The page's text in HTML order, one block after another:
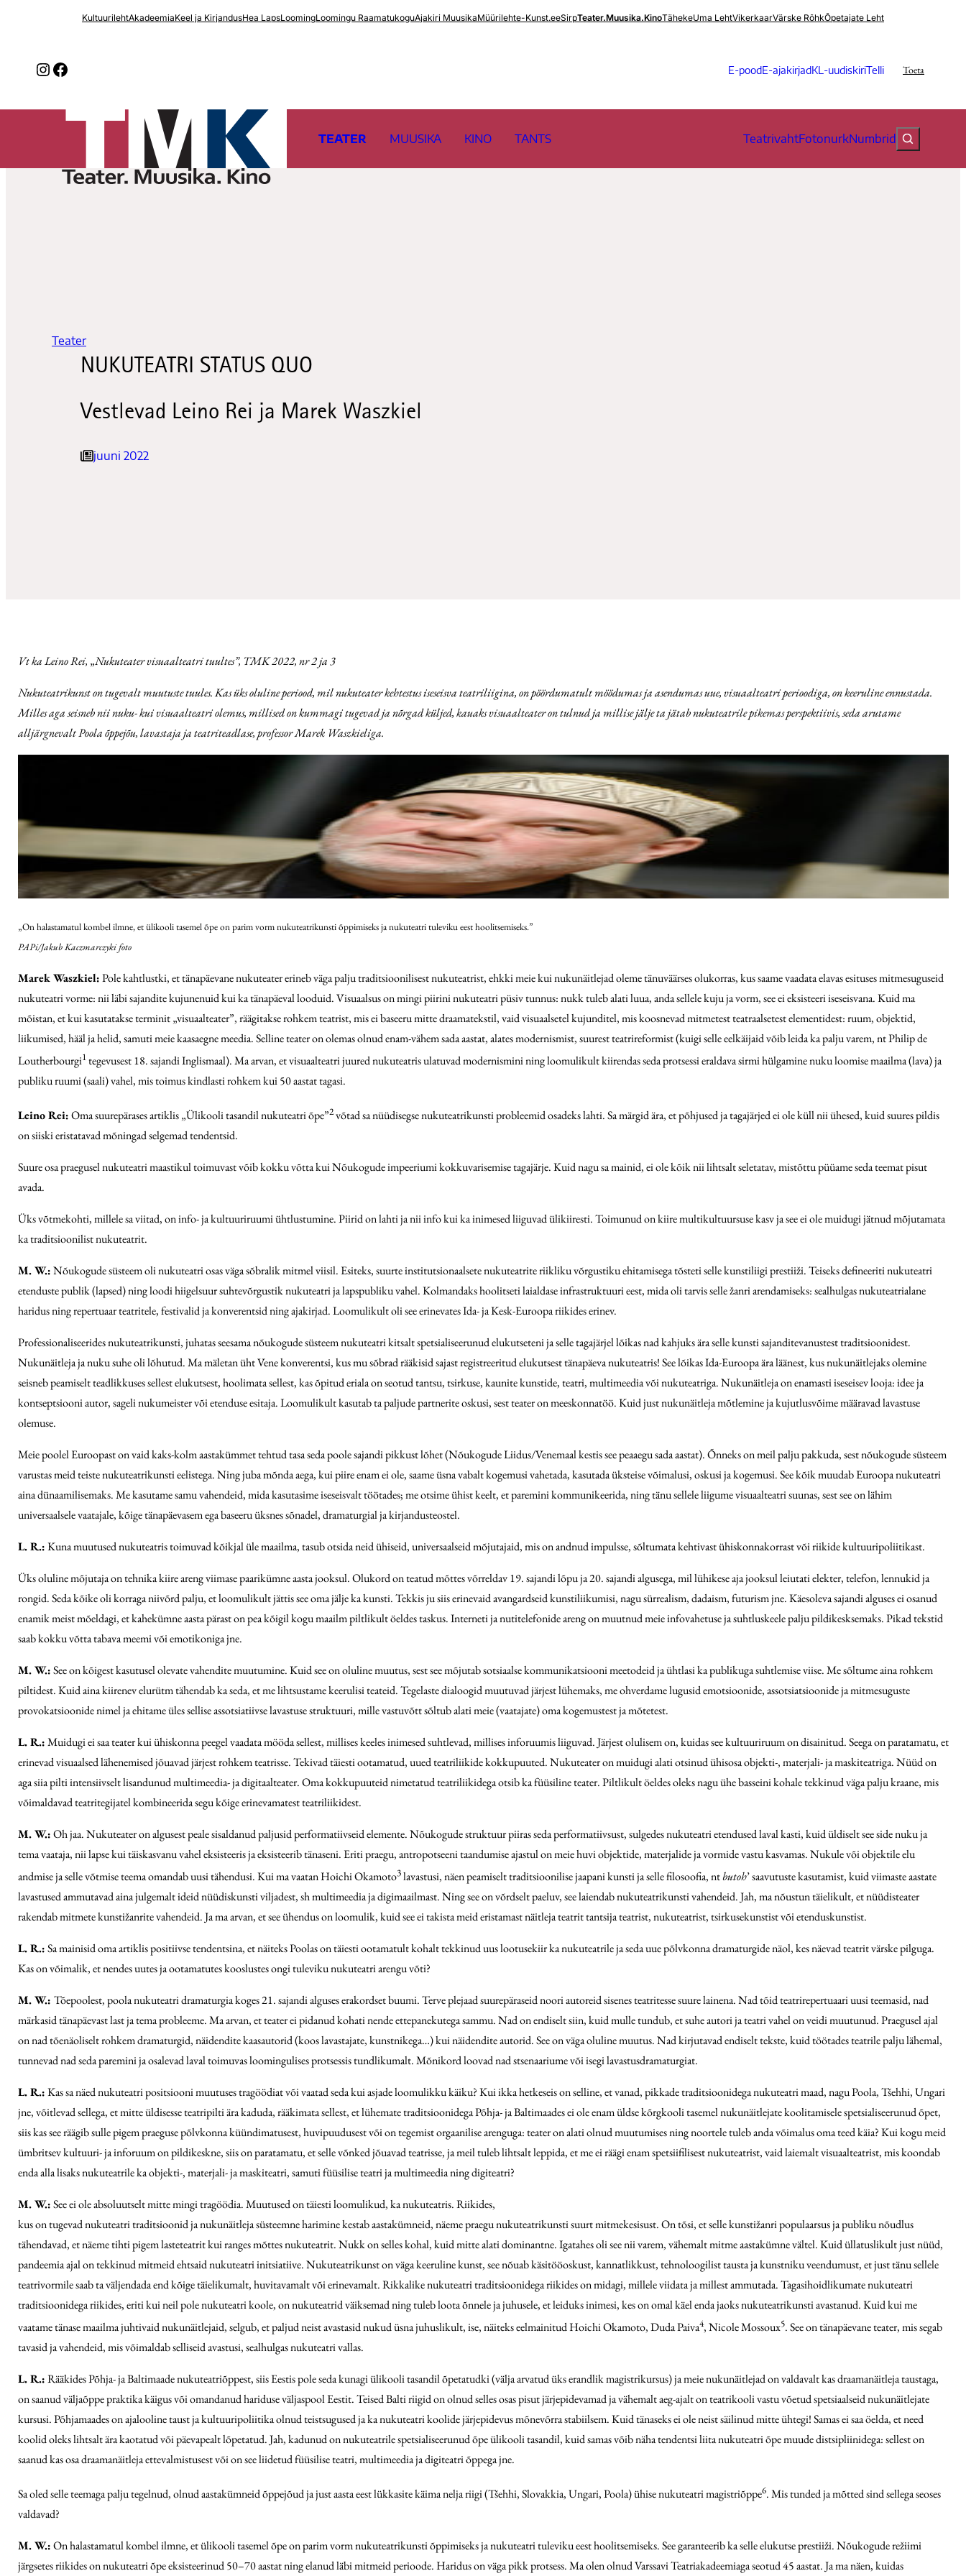
KultuurilehtAkadeemiaKeel ja KirjandusHea LapsLoomingLoomingu RaamatukoguAjakiri MuusikaMüürilehte-Kunst.eeSirpTeater.Muusika.KinoTähekeUma LehtVikerkaarVärske RõhkÕpetajate Leht
Instagram
Facebook E-poodE-ajakirjadKL-uudiskiriTelli Toeta
TEATER MUUSIKA KINO TANTS TeatrivahtFotonurkNumbrid
Teater
NUKUTEATRI STATUS QUO
Vestlevad Leino Rei ja Marek Waszkiel
juuni 2022
Vt ka Leino Rei, „Nukuteater visuaalteatri tuultes”, TMK 2022, nr 2 ja 3
Nukuteatrikunst on tugevalt muutuste tuules. Kas üks oluline periood, mil nukuteater kehtestus iseseisva teatriliigina, on pöördumatult möödumas ja asendumas uue, visuaalteatri perioodiga, on keeruline ennustada.
Milles aga seisneb nii nuku- kui visuaalteatri olemus, millised on kummagi tugevad ja nõrgad küljed, kauaks visuaalteater on tulnud ja millise jälje ta jätab nukuteatrile pikemas perspektiivis, seda arutame
alljärgnevalt Poola õppejõu, lavastaja ja teatriteadlase, professor Marek Waszkieliga.
„On halastamatul kombel ilmne, et ülikooli tasemel õpe on parim vorm nukuteatrikunsti õppimiseks ja nukuteatri tuleviku eest hoolitsemiseks.”
PAPi/Jakub Kaczmarczyki foto
Marek Waszkiel:Pole kahtlustki, et tänapäevane nukuteater erineb väga palju traditsioonilisest nukuteatrist, ehkki meie kui nukunäitlejad oleme tänuväärses olukorras, kus saame vaadata elavas esituses mitmesuguseid
nukuteatri vorme: nii läbi sajandite kujunenuid kui ka tänapäeval looduid. Visuaalsus on mingi piirini nukuteatri püsiv tunnus: nukk tuleb alati luua, anda sellele kuju ja vorm, see ei eksisteeri iseseisvana. Kuid ma
mõistan, et kui kasutatakse terminit „visuaalteater”, räägitakse rohkem teatrist, mis ei baseeru mitte draamatekstil, vaid visuaalsetel kujunditel, mis koosnevad mitmetest teatraalsetest elementidest: ruum, objektid,
liikumised, hääl ja helid, samuti meie kaasaegne meedia. Selline teater on olemas olnud enam-vähem sada aastat, alates modernismist, suurest teatrireformist (kuigi selle eelkäijaid võib leida ka palju varem, nt Philip de
Loutherbourgi1tegevusest 18. sajandi Inglismaal). Ma arvan, et visuaalteatri juured nukuteatris ulatuvad modernismini ning loomulikult kiirendas seda protsessi eraldava sirmi hülgamine nuku loomise maailma (lava) ja
publiku ruumi (saali) vahel, mis toimus kindlasti rohkem kui 50 aastat tagasi.
Leino Rei:Oma suurepärases artiklis „Ülikooli tasandil nukuteatri õpe”2võtad sa nüüdisegse nukuteatrikunsti probleemid osadeks lahti. Sa märgid ära, et põhjused ja tagajärjed ei ole küll nii ühesed, kuid suures pildis
on siiski eristatavad mõningad selgemad tendentsid.
Suure osa praegusel nukuteatri maastikul toimuvast võib kokku võtta kui Nõukogude impeeriumi kokkuvarisemise tagajärje. Kuid nagu sa mainid, ei ole kõik nii lihtsalt seletatav, mistõttu püüame seda teemat pisut
avada.
Üks võtmekohti, millele sa viitad, on info- ja kultuuriruumi ühtlustumine. Piirid on lahti ja nii info kui ka inimesed liiguvad ülikiiresti. Toimunud on kiire multikultuursuse kasv ja see ei ole muidugi jätnud mõjutamata
ka traditsioonilist nukuteatrit.
M. W.:Nõukogude süsteem oli nukuteatri osas väga sõbralik mitmel viisil. Esiteks, suurte institutsionaalsete nukuteatrite riikliku võrgustiku ehitamisega tõsteti selle kunstiliigi prestiiži. Teiseks defineeriti nukuteatri
etenduste publik (lapsed) ning loodi hiigelsuur suhtevõrgustik nukuteatri ja lapspubliku vahel. Kolmandaks hoolitseti laialdase infrastruktuuri eest, mida oli tarvis selle žanri arendamiseks: sealhulgas nukuteatrialane
haridus ning repertuaar teatritele, festivalid ja konverentsid ning ajakirjad. Loomulikult oli see erinevates Ida- ja Kesk-Euroopa riikides erinev.
Professionaliseerides nukuteatrikunsti, juhatas seesama nõukogude süsteem nukuteatri kitsalt spetsialiseerunud elukutseteni ja selle tagajärjel lõikas nad kahjuks ära selle kunsti sajanditevanustest traditsioonidest.
Nukunäitleja ja nuku suhe oli lõhutud. Ma mäletan üht Vene konverentsi, kus mu sõbrad rääkisid sajast registreeritud elukutsest tänapäeva nukuteatris! See lõikas Ida-Euroopa ära läänest, kus nukunäitlejaks olemine
seisneb peamiselt teadlikkuses sellest elukutsest, hoolimata sellest, kas õpitud eriala on seotud tantsu, tsirkuse, kaunite kunstide, teatri, multimeedia või nukuteatriga. Nukunäitleja on enamasti iseseisev looja: idee ja
kontseptsiooni autor, sageli nukumeister või etenduse esitaja. Loomulikult kasutab ta paljude partnerite oskusi, sest teater on meeskonnatöö. Kuid just nukunäitleja mõtlemine ja kujutlusvõime määravad lavastuse
olemuse.
Meie poolel Euroopast on vaid kaks-kolm aastakümmet tehtud tasa seda poole sajandi pikkust lõhet (Nõukogude Liidus/Venemaal kestis see peaaegu sada aastat). Õnneks on meil palju pakkuda, sest nõukogude süsteem
varustas meid teiste nukuteatrikunsti eelistega. Ning juba mõnda aega, kui piire enam ei ole, saame üsna vabalt kogemusi vahetada, kasutada üksteise võimalusi, oskusi ja kogemusi. See kõik muudab Euroopa nukuteatri
aina dünaamilisemaks. Me kasutame samu vahendeid, mida kasutasime iseseisvalt töötades; me otsime ühist keelt, et paremini kommunikeerida, ning tänu sellele liigume visuaalteatri suunas, sest see on lähim
universaalsele vaatajale, kõige tänapäevasem ega baseeru üksnes sõnadel, dramaturgial ja kirjandusteostel.
L. R.:Kuna muutused nukuteatris toimuvad kõikjal üle maailma, tasub otsida neid ühiseid, universaalseid mõjutajaid, mis on andnud impulsse, sõltumata kehtivast ühiskonnakorrast või riikide kultuuripoliitikast.
Üks oluline mõjutaja on tehnika kiire areng viimase paarikümne aasta jooksul. Olukord on teatud mõttes võrreldav 19. sajandi lõpu ja 20. sajandi algusega, mil lühikese aja jooksul leiutati elekter, telefon, lennukid ja
rongid. Seda kõike oli korraga niivõrd palju, et loomulikult jättis see oma jälje ka kunsti. Tekkis ju siis erinevaid avangardseid kunstiliikumisi, nagu sürrealism, dadaism, futurism jne. Käesoleva sajandi alguses ei osanud
enamik meist mõeldagi, et kahekümne aasta pärast on pea kõigil kogu maailm piltlikult öeldes taskus. Interneti ja nutitelefonide areng on muutnud meie infovahetuse ja suhtluskeele palju pildikesksemaks. Pikad tekstid
saab kokku võtta tabava meemi või emotikoniga jne.
M. W.:See on kõigest kasutusel olevate vahendite muutumine. Kuid see on oluline muutus, sest see mõjutab sotsiaalse kommunikatsiooni meetodeid ja ühtlasi ka publikuga suhtlemise viise. Me sõltume aina rohkem
piltidest. Kuid aina kiirenev elurütm tähendab ka seda, et me lihtsustame keerulisi teateid. Tegelaste dialoogid muutuvad järjest lühemaks, me ohverdame lugusid emotsioonide, assotsiatsioonide ja mitmesuguste
provokatsioonide nimel ja ehitame üles sellise assotsiatiivse lavastuse struktuuri, mille vastuvõtt sõltub alati meie (vaatajate) oma kogemustest ja mõtetest.
L. R.:Muidugi ei saa teater kui ühiskonna peegel vaadata mööda sellest, millises keeles inimesed suhtlevad, millises inforuumis liiguvad. Järjest olulisem on, kuidas see kultuuriruum on disainitud. Seega on paratamatu, et
erinevad visuaalsed lähenemised jõuavad järjest rohkem teatrisse. Tekivad täiesti ootamatud, uued teatriliikide kokkupuuted. Nukuteater on muidugi alati otsinud ühisosa objekti-, materjali- ja maskiteatriga. Nüüd on
aga siia pilti intensiivselt lisandunud multimeedia- ja digitaalteater. Oma kokkupuuteid nimetatud teatriliikidega otsib ka füüsiline teater. Piltlikult öeldes oleks nagu ühe basseini kohale tekkinud väga palju kraane, mis
võimaldavad teatritegijatel kombineerida segu kõige erinevamatest teatriliikidest.
M. W.:Oh jaa. Nukuteater on algusest peale sisaldanud paljusid performatiivseid elemente. Nõukogude struktuur piiras seda performatiivsust, sulgedes nukuteatri etendused laval kasti, kuid üldiselt see side nuku ja
tema vaataja, nii lapse kui täiskasvanu vahel eksisteeris ja eksisteerib tänaseni. Eriti praegu, antropotseeni taandumise ajastul on meie huvi objektide, materjalide ja vormide vastu kasvamas. Nukule või objektile elu
andmise ja selle võtmise teema omandab uusi tähendusi. Kui ma vaatan Hoichi Okamoto3lavastusi, näen peamiselt traditsioonilise jaapani kunsti ja selle filosoofia, ntbutoh’ saavutuste kasutamist, kuid viimaste aastate
lavastused ammutavad aina julgemalt ideid nüüdiskunsti viljadest, sh multimeedia ja digimaailmast. Ning see on võrdselt paeluv, see laiendab nukuteatrikunsti vahendeid. Jah, ma nõustun täielikult, et nüüdisteater
rakendab mitmete kunstižanrite vahendeid. Ja ma arvan, et see ühendus on loomulik, kuid see ei takista meid eristamast näitleja teatrit tantsija teatrist, nukuteatrist, tsirkusekunstist või etenduskunstist.
L. R.:Sa mainisid oma artiklis positiivse tendentsina, et näiteks Poolas on täiesti ootamatult kohalt tekkinud uus lootusekiir ka nukuteatrile ja seda uue põlvkonna dramaturgide näol, kes näevad teatrit värske pilguga.
Kas on võimalik, et nendes uutes ja ootamatutes kooslustes ongi tuleviku nukuteatri arengu võti?
M. W.: Tõepoolest, poola nukuteatri dramaturgia koges 21. sajandi alguses erakordset buumi. Terve plejaad suurepäraseid noori autoreid sisenes teatritesse suure lainena. Nad tõid teatrirepertuaari uusi teemasid, nad
märkasid tänapäevast last ja tema probleeme. Ma arvan, et teater ei pidanud kohati nende ettepanekutega sammu. Nad on endiselt siin, kuid mulle tundub, et suhe autori ja teatri vahel on veidi muutunud. Praegusel ajal
on nad tõenäoliselt rohkem dramaturgid, näidendite kaasautorid (koos lavastajate, kunstnikega…) kui näidendite autorid. See on väga oluline muutus. Nad kirjutavad endiselt tekste, kuid töötades teatrile palju lähemal,
tunnevad nad seda paremini ja osalevad laval toimuvas loomingulises protsessis tundlikumalt. Mõnikord loovad nad stsenaariume või isegi lavastusdramaturgiat.
L. R.:Kas sa näed nukuteatri positsiooni muutuses tragöödiat või vaatad seda kui asjade loomulikku käiku? Kui ikka hetkeseis on selline, et vanad, pikkade traditsioonidega nukuteatri maad, nagu Poola, Tšehhi, Ungari
jne, võitlevad sellega, et mitte üldisesse teatripilti ära kaduda, rääkimata sellest, et lühemate traditsioonidega Põhja- ja Baltimaades ei ole enam üldse kõrgkooli tasemel nukunäitlejate koolitamisele spetsialiseerunud õpet,
siis kas see räägib sulle pigem praeguse põlvkonna küündimatusest, huvipuudusest või on tegemist orgaanilise arenguga: teater on alati olnud muutumises ning noortele tuleb anda võimalus oma teed käia? Kui kogu meid
ümbritsev kultuuri- ja inforuum on pildikeskne, siis on paratamatu, et selle võnked jõuavad teatrisse, ja meil tuleb lihtsalt leppida, et me ei räägi enam spetsiifilisest nukuteatrist, vaid laiemalt visuaalteatrist, mis koondab
enda alla lisaks nukuteatrile ka objekti-, materjali- ja maskiteatri, samuti füüsilise teatri ja multimeedia ning digiteatri?
M. W.:See ei ole absoluutselt mitte mingi tragöödia. Muutused on täiesti loomulikud, ka nukuteatris. Riikides,
kus on tugevad nukuteatri traditsioonid ja nukunäitleja süsteemne harimine kestab aastakümneid, näeme praegu nukuteatrikunsti suurt mitmekesisust. On tõsi, et selle kunstižanri populaarsus ja publiku nõudlus
tähendavad, et näeme tihti pigem lasteteatrit kui ranges mõttes nukuteatrit. Nukk on selles kohal, kuid mitte alati dominantne. Igatahes oli see nii varem, vähemalt mitme aastakümne vältel. Kuid üllatuslikult just nüüd,
pandeemia ajal on tekkinud mitmeid ehtsaid nukuteatri initsiatiive. Nukuteatrikunst on väga keeruline kunst, see nõuab käsitööoskust, kannatlikkust, tehnoloogilist tausta ja kunstniku veendumust, et just tänu sellele
teatrivormile saab ta väljendada end kõige täielikumalt, huvitavamalt või erinevamalt. Rikkalike nukuteatri traditsioonidega riikides on midagi, millele viidata ja millest ammutada. Tagasihoidlikumate nukuteatri
traditsioonidega riikides, eriti kui neil pole nukuteatri koole, on nukuteatrid väiksemad ning tuleb loota õnnele ja juhusele, et leiduks inimesi, kes on omal käel enda jaoks nukuteatrikunsti avastanud. Kuid kui me
vaatame tänase maailma juhtivaid nukunäitlejaid, selgub, et paljud neist avastasid nukud üsna juhuslikult, ise, näiteks eelmainitud Hoichi Okamoto, Duda Paiva4, Nicole Mossoux5. See on tänapäevane teater, mis segab
tavasid ja vahendeid, mis võimaldab selliseid avastusi, sealhulgas nukuteatri vallas.
L. R.:Rääkides Põhja- ja Baltimaade nukuteatriõppest, siis Eestis pole seda kunagi ülikooli tasandil õpetatudki (välja arvatud üks erandlik magistrikursus) ja meie nukunäitlejad on valdavalt kas draamanäitleja taustaga,
on saanud väljaõppe praktika käigus või omandanud hariduse väljaspool Eestit. Teised Balti riigid on olnud selles osas pisut järjepidevamad ja vähemalt aeg-ajalt on teatrikooli vastu võetud spetsiaalseid nukunäitlejate
kursusi. Põhjamaades on ajalooline taust ja kultuuripoliitika olnud teistsugused ja ka nukuteatri koolide järjepidevus mõnevõrra stabiilsem. Kuid tänaseks ei ole neist säilinud mitte ühtegi! Samas ei saa öelda, et need
koolid oleks lihtsalt ära kaotatud või päevapealt lõpetatud. Jah, kadunud on nukuteatrile spetsialiseerunud õpe ülikooli tasandil, kuid samas võib näha tendentsi liita nukuteatri õpe muude distsipliinidega: sellest on
saanud kas osa draamanäitleja ettevalmistusest või on see liidetud füüsilise teatri, multimeedia ja digiteatri õppega jne.
Sa oled selle teemaga palju tegelnud, olnud aastakümneid õppejõud ja just aasta eest lükkasite käima nelja riigi (Tšehhi, Slovakkia, Ungari, Poola) ühise nukuteatri magistriõppe6. Mis tunded ja mõtted sind sellega seoses
valdavad?
M. W.:On halastamatul kombel ilmne, et ülikooli tasemel õpe on parim vorm nukuteatrikunsti õppimiseks ja nukuteatri tuleviku eest hoolitsemiseks. See garanteerib ka selle elukutse prestiiži. Nõukogude režiimi
järgsetes riikides on nukuteatri õpe eksisteerinud 50–70 aastat ning elanud läbi mitmeid perioode. Haridus on väga pikk protsess. Ma olen olnud Varssavi Teatriakadeemiaga seotud 45 aastat. Ja ma näen, kuidas